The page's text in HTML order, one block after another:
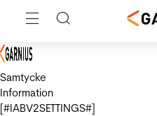
Samtycke
Information
[#IABV2SETTINGS#]